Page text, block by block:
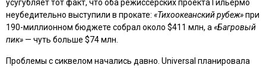
усугубляет тот факт, что оба режиссерских проекта Гильермо
неубедительно выступили в прокате: «Тихоокеанский рубеж»при
190-миллионном бюджете собрал около $411 млн, а «Багровый
пик» — чуть больше $74 млн.
Проблемы с сиквелом начались давно. Universal планировала